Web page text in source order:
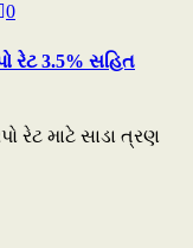
0
રેટ 3.5% સહિત
રેટ માટે સાડા ત્રણ